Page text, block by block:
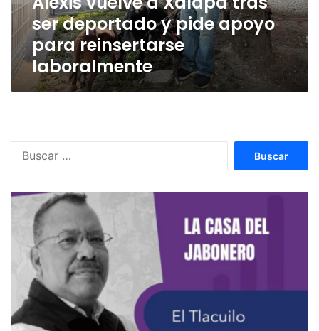
pide
apoyo
para
reinsertarse
laboralmente
ser deportado y pide apoyo
para reinsertarse
laboralmente